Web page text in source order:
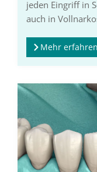
jeden Eingriff in
auch in
Mehr erfahren